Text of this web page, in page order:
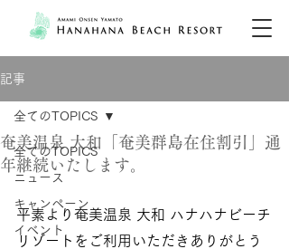
記事
全てのTOPICS
ニュース
キャンペーン
イベント
全てのTOPICS
奄美温泉 大和「奄美群島在住割引」通
年継続いたします。
平素より奄美温泉 大和 ハナハナビーチ
リゾートをご利用いただきありがとう